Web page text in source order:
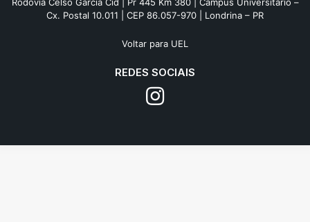
Cx. Postal 10.011 | CEP 86.057-970 | Londrina – PR
Voltar para UEL
REDES SOCIAIS